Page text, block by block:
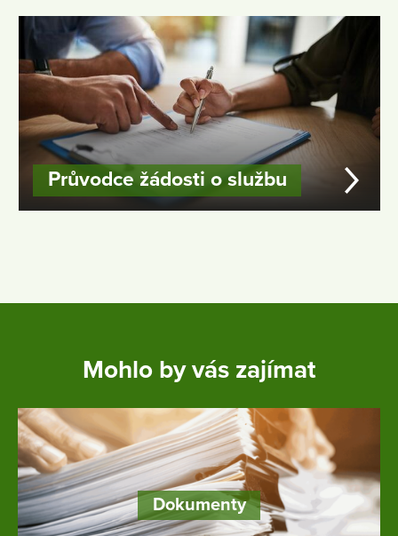
Průvodce žádosti o službu
Mohlo by vás zajímat
Dokumenty